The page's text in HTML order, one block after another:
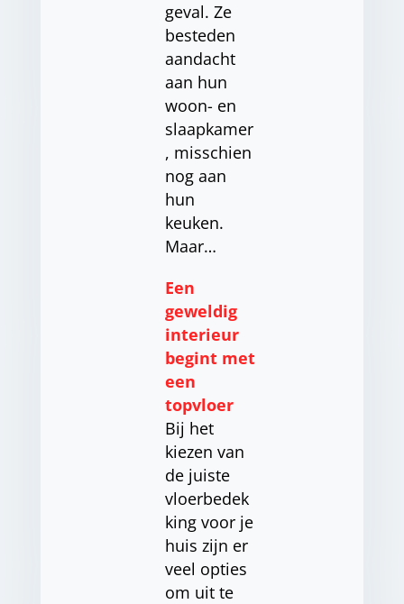
geval. Ze
besteden
aandacht
aan hun
woon- en
slaapkamer
, misschien
nog aan
hun
keuken.
Maar…
Een
geweldig
interieur
begint met
een
topvloer
Bij het
kiezen van
de juiste
vloerbedek
king voor je
huis zijn er
veel opties
om uit te